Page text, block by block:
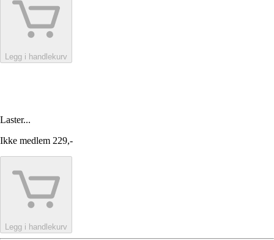
Legg i handlekurv
Laster...
Ikke medlem 229,-
Legg i handlekurv